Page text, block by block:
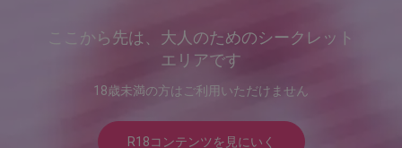
ここから先は、大人のためのシークレット
エリアです
18歳未満の方はご利用いただけません
R18コンテンツを見にいく